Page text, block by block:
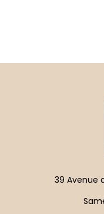
39 Avenue